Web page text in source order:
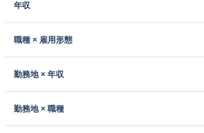
年収
職種 × 雇用形態
勤務地 × 年収
勤務地 × 職種